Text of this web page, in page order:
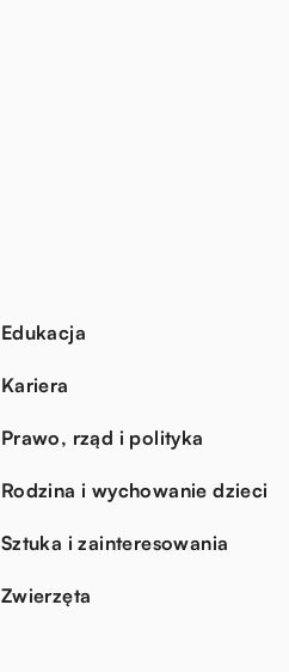
Edukacja
Kariera
Prawo, rząd i polityka
Rodzina i wychowanie dzieci
Sztuka i zainteresowania
Zwierzęta